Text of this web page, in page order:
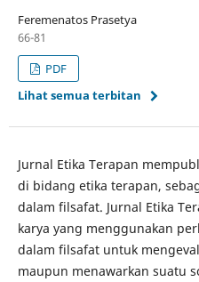
Feremenatos Prasetya
66-81
PDF
Lihat semua terbitan
Jurnal Etika Terapan
di bidang etika terapan,
dalam filsafat. Jurnal Etika
karya yang menggunakan
dalam filsafat untuk
maupun menawarkan suatu